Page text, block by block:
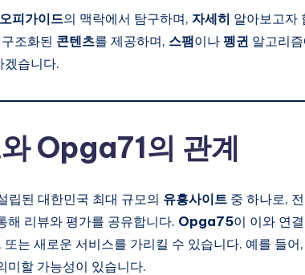
오피가이드의 맥락에서 탐구하며, 자세히 알아보고자
조화된 콘텐츠를 제공하며, 스팸이나 펭귄 알고리
겠습니다.
Opga71의 관계
립된 대한민국 최대 규모의 유흥사이트 중 하나로,
해 리뷰와 평가를 공유합니다. Opga75이 이와 연
는 새로운 서비스를 가리킬 수 있습니다. 예를 들어
미할 가능성이 있습니다.